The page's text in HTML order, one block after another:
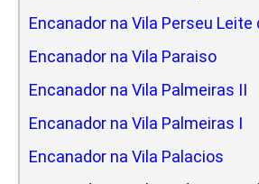
Encanador na Vila Perseu Leite
Encanador na Vila Paraiso
Encanador na Vila Palmeiras II
Encanador na Vila Palmeiras I
Encanador na Vila Palacios